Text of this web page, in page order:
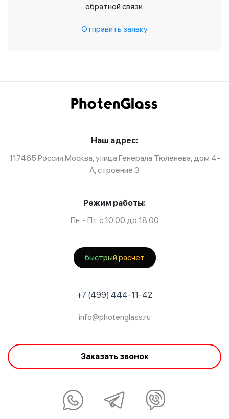
обратной связи.
Отправить заявку
Наш адрес:
117465 Россия Москва, улица Генерала Тюленева, дом 4-
А, строение 3
Режим работы:
Пн. - Пт. с 10:00 до 18:00
быстрый расчет
+7 (499) 444-11-42
info@photenglass.ru
Заказать звонок